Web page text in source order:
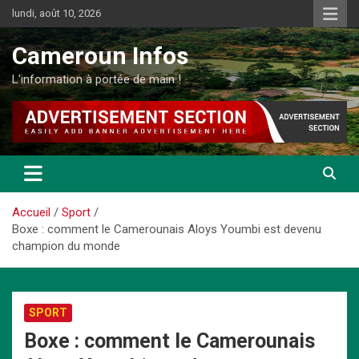
Aller
au
contenu
lundi, août 10, 2026
Cameroun Infos
L'information à portée de main !
Accueil
Sport
Boxe : comment le Camerounais Aloys Youmbi est devenu
champion du monde
SPORT
Boxe : comment le Camerounais